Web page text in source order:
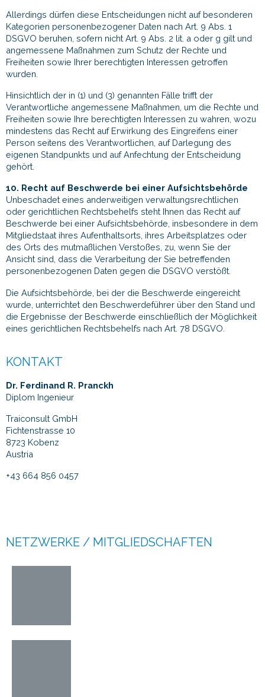
Allerdings dürfen diese Entscheidungen nicht auf besonderen
Kategorien personenbezogener Daten nach Art. 9 Abs. 1
DSGVO beruhen, sofern nicht Art. 9 Abs. 2 lit. a oder g gilt und
angemessene Maßnahmen zum Schutz der Rechte und
Freiheiten sowie Ihrer berechtigten Interessen getroffen
wurden.
Hinsichtlich der in (1) und (3) genannten Fälle trifft der
Verantwortliche angemessene Maßnahmen, um die Rechte und
Freiheiten sowie Ihre berechtigten Interessen zu wahren, wozu
mindestens das Recht auf Erwirkung des Eingreifens einer
Person seitens des Verantwortlichen, auf Darlegung des
eigenen Standpunkts und auf Anfechtung der Entscheidung
gehört.
10. Recht auf Beschwerde bei einer Aufsichtsbehörde
Unbeschadet eines anderweitigen verwaltungsrechtlichen
oder gerichtlichen Rechtsbehelfs steht Ihnen das Recht auf
Beschwerde bei einer Aufsichtsbehörde, insbesondere in dem
Mitgliedstaat ihres Aufenthaltsorts, ihres Arbeitsplatzes oder
des Orts des mutmaßlichen Verstoßes, zu, wenn Sie der
Ansicht sind, dass die Verarbeitung der Sie betreffenden
personenbezogenen Daten gegen die DSGVO verstößt.
Die Aufsichtsbehörde, bei der die Beschwerde eingereicht
wurde, unterrichtet den Beschwerdeführer über den Stand und
die Ergebnisse der Beschwerde einschließlich der Möglichkeit
eines gerichtlichen Rechtsbehelfs nach Art. 78 DSGVO.
KONTAKT
Dr. Ferdinand R. Pranckh
Diplom Ingenieur
Traiconsult GmbH
Fichtenstrasse 10
8723 Kobenz
Austria
+43 664 856 0457
NETZWERKE / MITGLIEDSCHAFTEN